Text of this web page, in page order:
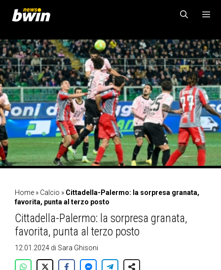
contenuto
MENU
Home » Calcio » Cittadella-Palermo: la sorpresa granata,
favorita, punta al terzo posto
Cittadella-Palermo: la sorpresa granata,
favorita, punta al terzo posto
12.01.2024 di Sara Ghisoni